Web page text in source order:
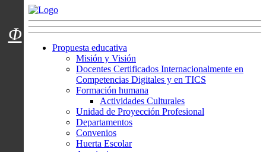
Menú usuarios
Propuesta educativa
Misión y Visión
Docentes Certificados Internacionalmente en
Competencias Digitales y en TICS
Formación humana
Actividades Culturales
Unidad de Proyección Profesional
Departamentos
Convenios
Huerta Escolar
Φ